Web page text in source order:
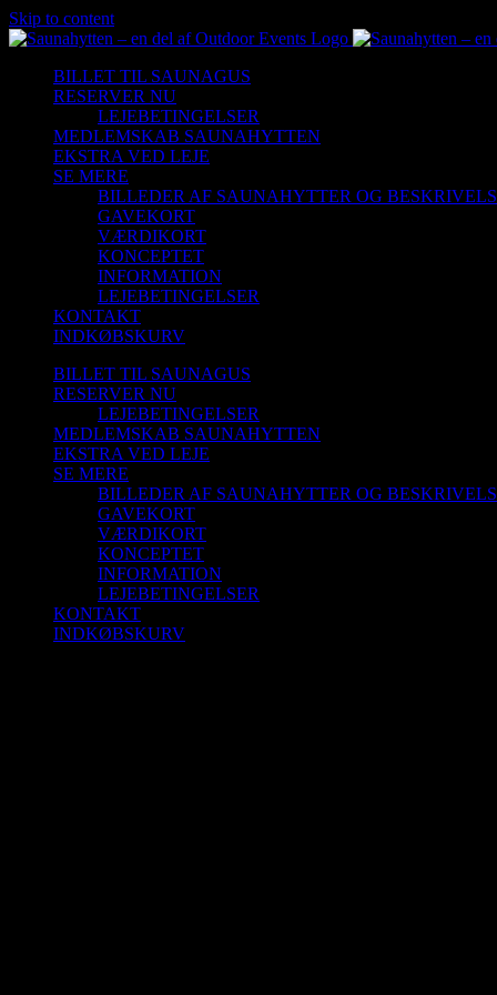
Skip to content
BILLET TIL SAUNAGUS
RESERVER NU
LEJEBETINGELSER
MEDLEMSKAB SAUNAHYTTEN
EKSTRA VED LEJE
SE MERE
BILLEDER AF SAUNAHYTTER OG
GAVEKORT
VÆRDIKORT
KONCEPTET
INFORMATION
LEJEBETINGELSER
KONTAKT
INDKØBSKURV
BILLET TIL SAUNAGUS
RESERVER NU
LEJEBETINGELSER
MEDLEMSKAB SAUNAHYTTEN
EKSTRA VED LEJE
SE MERE
BILLEDER AF SAUNAHYTTER OG
GAVEKORT
VÆRDIKORT
KONCEPTET
INFORMATION
LEJEBETINGELSER
KONTAKT
INDKØBSKURV